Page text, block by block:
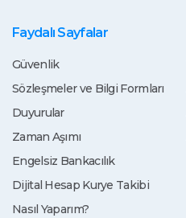
Faydalı Sayfalar
Güvenlik
Sözleşmeler ve Bilgi Formları
Duyurular
Zaman Aşımı
Engelsiz Bankacılık
Dijital Hesap Kurye Takibi
Nasıl Yaparım?